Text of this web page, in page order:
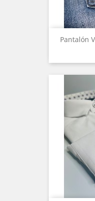
Pantalón